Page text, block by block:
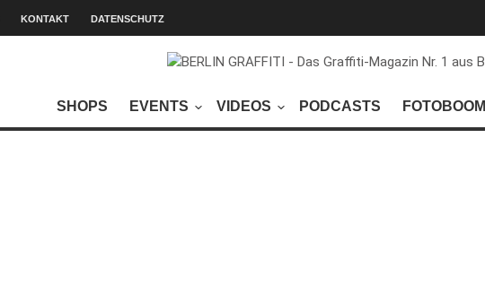
KONTAKT DATENSCHUTZ
SHOPS EVENTS VIDEOS PODCASTS FOTOBOOM